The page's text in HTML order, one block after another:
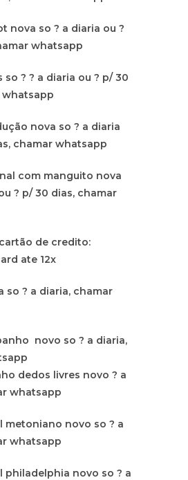
nova so ? a diaria ou ?
whatsapp
? ? a diaria ou ? p/ 30
whatsapp
nova so ? a diaria
chamar whatsapp
com manguito nova
? p/ 30 dias, chamar
de credito:
ate 12x
so ? a diaria, chamar
novo so ? a diaria,
dedos livres novo ? a
whatsapp
metoniano novo so ? a
whatsapp
philadelphia novo so ? a